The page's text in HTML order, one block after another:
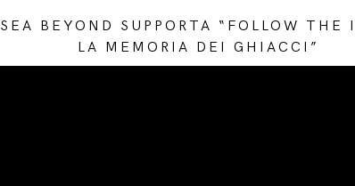
SEA BEYOND SUPPORTA “FOLLOW THE
LA MEMORIA DEI GHIACCI”